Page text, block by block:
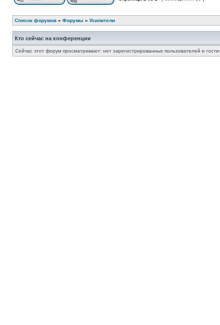
Список форумов » Форумы » Усилители
Кто сейчас на конференции
Сейчас этот форум просматривают: нет зарегистрированных пользователей и